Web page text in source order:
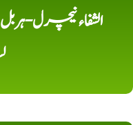
الشفاء نیچرل-